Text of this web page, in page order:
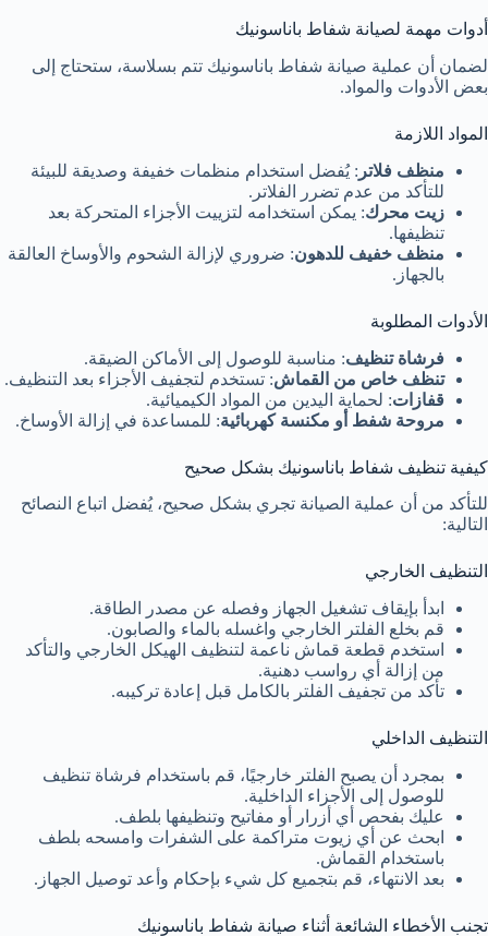
أدوات مهمة لصيانة شفاط باناسونيك
لضمان أن عملية صيانة شفاط باناسونيك تتم بسلاسة، ستحتاج إلى
بعض الأدوات والمواد.
المواد اللازمة
منظف فلاتر : يُفضل استخدام منظمات خفيفة وصديقة للبيئة
للتأكد من عدم تضرر الفلاتر.
زيت محرك: يمكن استخدامه لتزييت الأجزاء المتحركة بعد
تنظيفها.
منظف خفيف للدهون: ضروري لإزالة الشحوم والأوساخ العالقة
بالجهاز.
الأدوات المطلوبة
فرشاة تنظيف: مناسبة للوصول إلى الأماكن الضيقة.
تنظف خاص من القماش: تستخدم لتجفيف الأجزاء بعد التنظيف.
قفازات: لحماية اليدين من المواد الكيميائية.
مروحة شفط أو مكنسة كهربائية: للمساعدة في إزالة الأوساخ.
كيفية تنظيف شفاط باناسونيك بشكل صحيح
للتأكد من أن عملية الصيانة تجري بشكل صحيح، يُفضل اتباع النصائح
التالية:
التنظيف الخارجي
ابدأ بإيقاف تشغيل الجهاز وفصله عن مصدر الطاقة.
قم بخلع الفلتر الخارجي واغسله بالماء والصابون.
استخدم قطعة قماش ناعمة لتنظيف الهيكل الخارجي والتأكد
من إزالة أي رواسب دهنية.
تأكد من تجفيف الفلتر بالكامل قبل إعادة تركيبه.
التنظيف الداخلي
بمجرد أن يصبح الفلتر خارجيًا، قم باستخدام فرشاة تنظيف
للوصول إلى الأجزاء الداخلية.
عليك بفحص أي أزرار أو مفاتيح وتنظيفها بلطف.
ابحث عن أي زيوت متراكمة على الشفرات وامسحه بلطف
باستخدام القماش.
بعد الانتهاء، قم بتجميع كل شيء بإحكام وأعد توصيل الجهاز.
تجنب الأخطاء الشائعة أثناء صيانة شفاط باناسونيك